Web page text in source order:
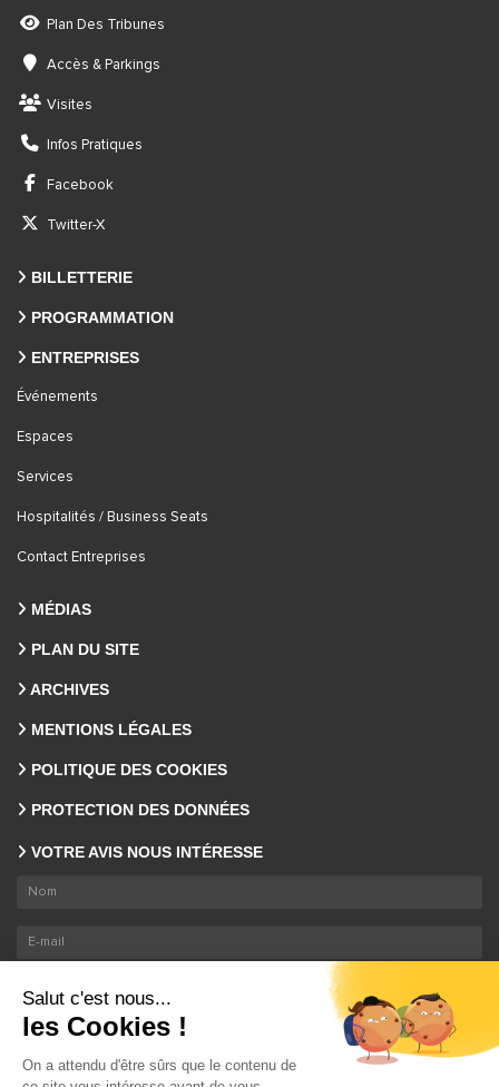
Plan Des Tribunes
Accès & Parkings
Visites
Infos Pratiques
Facebook
Twitter-X
BILLETTERIE
PROGRAMMATION
ENTREPRISES
Événements
Espaces
Services
Hospitalités / Business Seats
Contact Entreprises
MÉDIAS
PLAN DU SITE
ARCHIVES
MENTIONS LÉGALES
POLITIQUE DES COOKIES
PROTECTION DES DONNÉES
VOTRE AVIS NOUS INTÉRESSE